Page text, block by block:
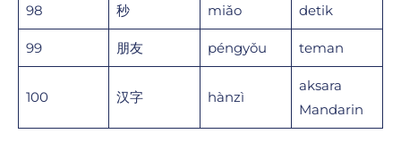
98 秒 miǎo detik
99 朋友 péngyǒu teman
100 汉字 hànzì
aksara
Mandarin